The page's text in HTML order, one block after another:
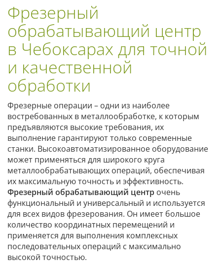
Фрезерный
обрабатывающий центр
в Чебоксарах для точной
и качественной
обработки
Фрезерные операции – одни из наиболее
востребованных в металлообработке, к которым
предъявляются высокие требования, их
выполнение гарантируют только современные
станки. Высокоавтоматизированное оборудование
может применяться для широкого круга
металлообрабатывающих операций, обеспечивая
их максимальную точность и эффективность.
Фрезерный обрабатывающий центр очень
функциональный и универсальный и используется
для всех видов фрезерования. Он имеет большое
количество координатных перемещений и
применяется для выполнения комплексных
последовательных операций с максимально
высокой точностью.